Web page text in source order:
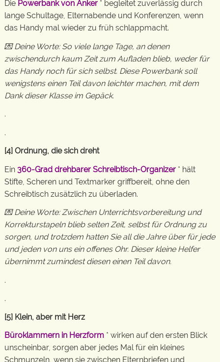
Die Powerbank von Anker * begleitet zuverlässig durch
lange Schultage, Elternabende und Konferenzen, wenn
das Handy mal wieder zu früh schlappmacht.
💌 Deine Worte: So viele lange Tage, an denen
zwischendurch kaum Zeit zum Aufladen blieb, weder für
das Handy noch für sich selbst. Diese Powerbank soll
wenigstens einen Teil davon leichter machen, mit dem
Dank dieser Klasse im Gepäck.
.
.
[4] Ordnung, die sich dreht
Ein 360-Grad drehbarer Schreibtisch-Organizer * hält
Stifte, Scheren und Textmarker griffbereit, ohne den
Schreibtisch zusätzlich zu überladen.
💌 Deine Worte: Zwischen Unterrichtsvorbereitung und
Korrekturstapeln blieb selten Zeit, selbst für Ordnung zu
sorgen, und trotzdem hatten Sie all die Jahre über für jede
und jeden von uns ein offenes Ohr. Dieser kleine Helfer
übernimmt zumindest diesen einen Teil davon.
.
.
[5] Klein, aber mit Herz
Büroklammern in Herzform * wirken auf den ersten Blick
unscheinbar, sorgen aber jedes Mal für ein kleines
Schmunzeln, wenn sie zwischen Elternbriefen und